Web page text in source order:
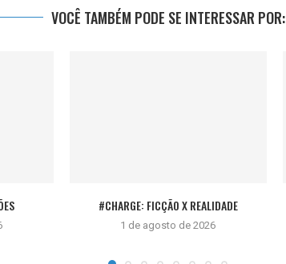
VOCÊ TAMBÉM PODE SE INTERESSAR POR:
#CHARGE: FICÇÃO X REALIDADE
1 de agosto de 2026